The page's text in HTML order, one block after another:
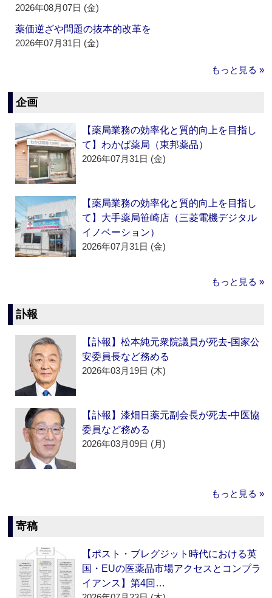
2026年08月07日 (金)
薬価逆ざや問題の抜本的改革を
2026年07月31日 (金)
もっと見る »
企画
【薬局業務の効率化と質的向上を目指し
て】わかば薬局（東邦薬品）
2026年07月31日 (金)
【薬局業務の効率化と質的向上を目指し
て】大手薬局笹崎店（三菱電機デジタル
イノベーション）
2026年07月31日 (金)
もっと見る »
訃報
【訃報】松本純元衆院議員が死去‐国家公
安委員長など務める
2026年03月19日 (木)
【訃報】漆畑日薬元副会長が死去‐中医協
委員など務める
2026年03月09日 (月)
もっと見る »
寄稿
【ポスト・ブレグジット時代における英
国・EUの医薬品市場アクセスとコンプラ
イアンス】第4回…